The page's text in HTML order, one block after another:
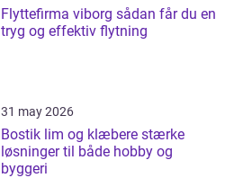
Flyttefirma viborg sådan får du en
tryg og effektiv flytning
31 may 2026
Bostik lim og klæbere stærke
løsninger til både hobby og
byggeri